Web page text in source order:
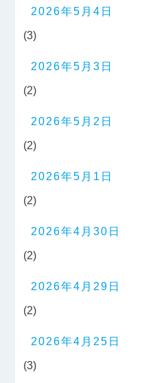
2026年5月4日
(3)
2026年5月3日
(2)
2026年5月2日
(2)
2026年5月1日
(2)
2026年4月30日
(2)
2026年4月29日
(2)
2026年4月25日
(3)